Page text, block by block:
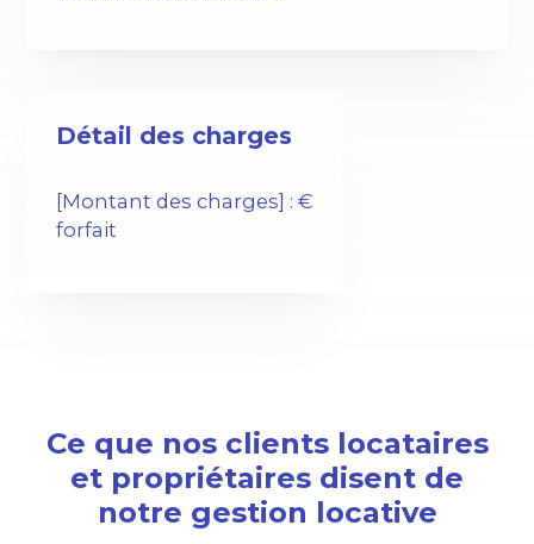
Détail des charges
[Montant des charges] : €
forfait
Ce que nos clients locataires
et propriétaires disent de
notre gestion locative